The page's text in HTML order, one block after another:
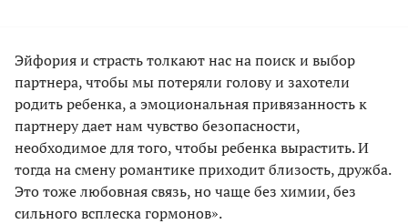
Эйфория и страсть толкают нас на поиск и выбор
партнера, чтобы мы потеряли голову и захотели
родить ребенка, а эмоциональная привязанность к
партнеру дает нам чувство безопасности,
необходимое для того, чтобы ребенка вырастить. И
тогда на смену романтике приходит близость, дружба.
Это тоже любовная связь, но чаще без химии, без
сильного всплеска гормонов».